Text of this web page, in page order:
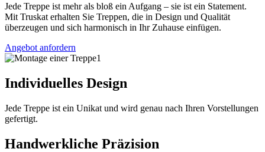
Jede Treppe ist mehr als bloß ein Aufgang – sie ist ein Statement.
Mit Truskat erhalten Sie Treppen, die in Design und Qualität
überzeugen und sich harmonisch in Ihr Zuhause einfügen.
Angebot anfordern
Individuelles Design
Jede Treppe ist ein Unikat und wird genau nach Ihren Vorstellungen
gefertigt.
Handwerkliche Präzision